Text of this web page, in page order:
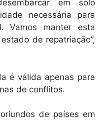
em solo
necessária para
Vamos manter esta
de repatriação”,
é válida apenas para
de conflitos.
de países em